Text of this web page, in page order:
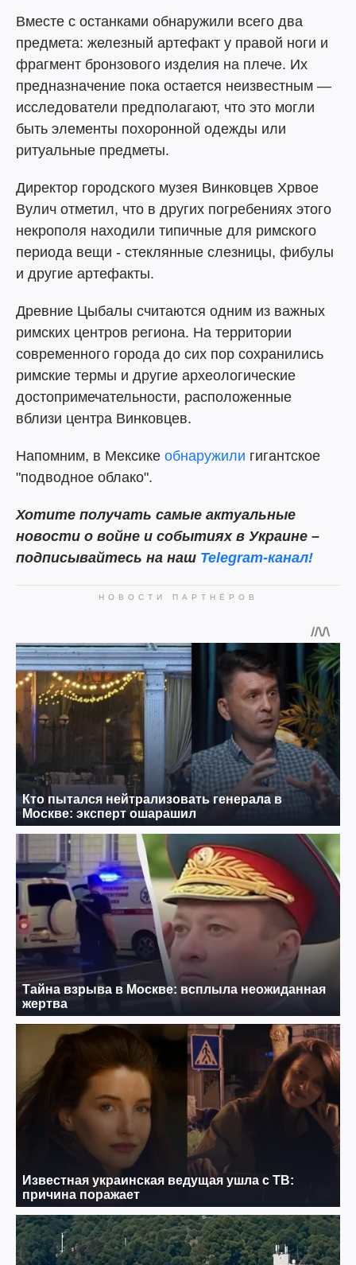
Вместе с останками обнаружили всего два
предмета: железный артефакт у правой ноги и
фрагмент бронзового изделия на плече. Их
предназначение пока остается неизвестным —
исследователи предполагают, что это могли
быть элементы похоронной одежды или
ритуальные предметы.
Директор городского музея Винковцев Хрвое
Вулич отметил, что в других погребениях этого
некрополя находили типичные для римского
периода вещи - стеклянные слезницы, фибулы
и другие артефакты.
Древние Цыбалы считаются одним из важных
римских центров региона. На территории
современного города до сих пор сохранились
римские термы и другие археологические
достопримечательности, расположенные
вблизи центра Винковцев.
Напомним, в Мексике обнаружили гигантское
"подводное облако".
Хотите получать самые актуальные
новости о войне и событиях в Украине –
подписывайтесь на наш Telegram-канал!